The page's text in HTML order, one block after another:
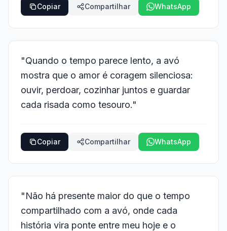
Copiar Compartilhar WhatsApp
"Quando o tempo parece lento, a avó
mostra que o amor é coragem silenciosa:
ouvir, perdoar, cozinhar juntos e guardar
cada risada como tesouro."
Copiar Compartilhar WhatsApp
"Não há presente maior do que o tempo
compartilhado com a avó, onde cada
história vira ponte entre meu hoje e o